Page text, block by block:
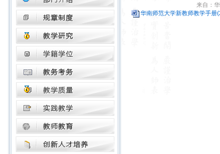
来自：
华南师范大学新教师教学手册